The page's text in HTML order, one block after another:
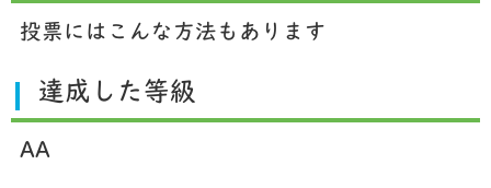
投票にはこんな方法もあります
達成した等級
AA